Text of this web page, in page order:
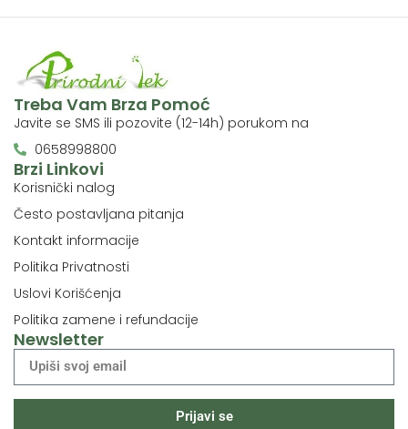
Brzi Linkovi
Korisnički nalog
Često postavljana pitanja
Kontakt informacije
Politika Privatnosti
Uslovi Korišćenja
Politika zamene i refundacije
Treba Vam Brza Pomoć
Javite se SMS ili pozovite (12-14h) porukom na
0658998800
Newsletter
Prijavi se